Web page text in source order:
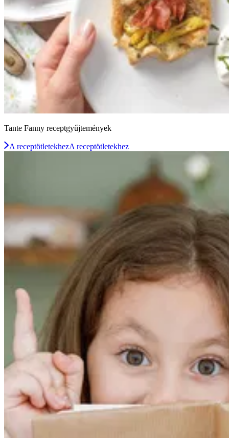
Tante Fanny receptgyűjtemények
A receptötletekhezA receptötletekhez